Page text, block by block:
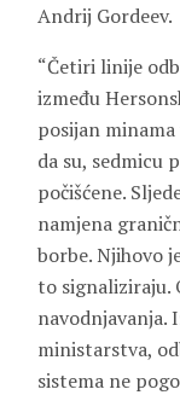
Andrij Gordeev.
“Četiri linije
između
posijan
da su, sedmicu
počišćene.
namjena
borbe. Njihovo
to signaliziraju.
navodnjavanja.
ministarstva,
sistema ne